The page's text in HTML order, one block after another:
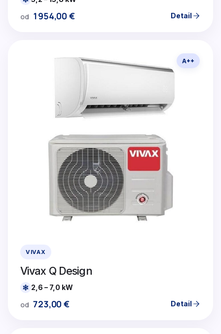
od 1954,00 € Detail
A++
VIVAX
Vivax Q Design
2,6 – 7,0 kW
od 723,00€ Detail